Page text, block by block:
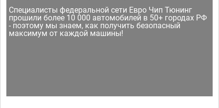
Специалисты федеральной сети Евро Чип Тюнинг
прошили более 10 000 автомобилей в 50+ городах РФ
- поэтому мы знаем, как получить безопасный
максимум от каждой машины!